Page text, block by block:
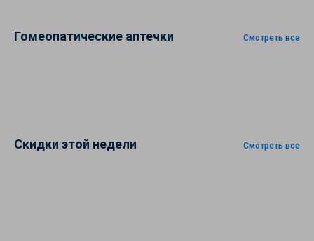
Гомеопатические аптечки Смотреть все
Скидки этой недели Смотреть все